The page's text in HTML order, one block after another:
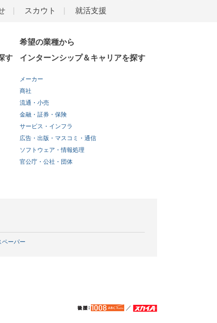
スカウト 就活支援
す
希望の業種から
インターンシップ＆キャリアを探す
メーカー
商社
流通・小売
金融・証券・保険
サービス・インフラ
広告・出版・マスコミ・通信
ソフトウェア・情報処理
官公庁・公社・団体
ペーパー
／